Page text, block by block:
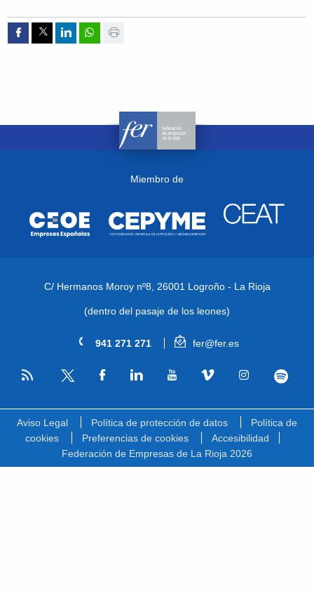
Compartir por Facebook
Compartir por Twitter
Compartir por Linkedin
Compartir por whatsapp
Imprimir
Miembro de
C/ Hermanos Moroy nº8, 26001 Logroño - La Rioja
(dentro del pasaje de los leones)
941 271 271 fer@fer.es
RSS
Aviso Legal Política de protección de datos
Política de
cookies
Preferencias de cookies
Accesibilidad
Federación de Empresas de La Rioja 2026